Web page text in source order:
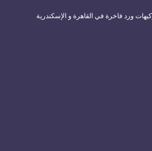
ورد فاخرة في القاهرة و الإسكندرية